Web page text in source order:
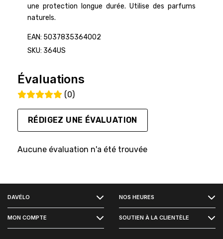
une protection longue durée. Utilise des parfums
naturels.
EAN: 5037835364002
SKU: 364US
Évaluations
(0)
RÉDIGEZ UNE ÉVALUATION
Aucune évaluation n'a été trouvée
DAVÉLO NOS HEURES
MON COMPTE SOUTIEN À LA CLIENTÈLE